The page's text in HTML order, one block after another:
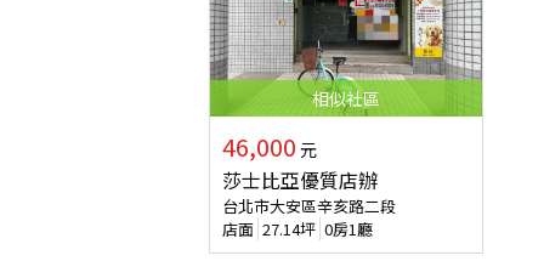
相似社區
46,000 元
莎士比亞優質店辦
台北市大安區辛亥路二段
店面 27.14坪 0房1廳